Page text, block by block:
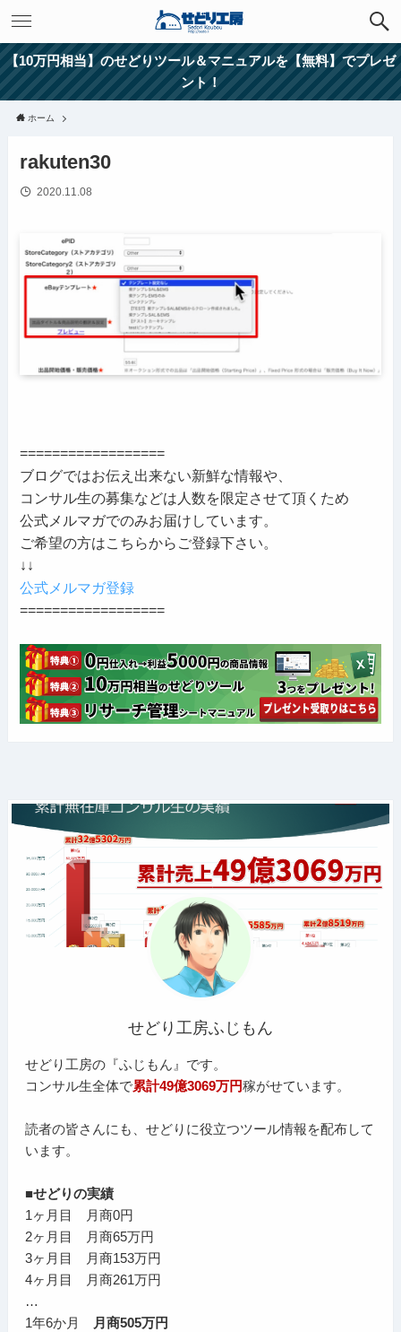
【10万円相当】のせどりツール＆マニュアルを【無料】でプレゼ
ント！
ホーム
rakuten30
2020.11.08
==================
ブログではお伝え出来ない新鮮な情報や、
コンサル生の募集などは人数を限定させて頂くため
公式メルマガでのみお届けしています。
ご希望の方はこちらからご登録下さい。
↓↓
公式メルマガ登録
==================
せどり工房ふじもん
せどり工房の『ふじもん』です。
コンサル生全体で累計49億3069万円稼がせています。
読者の皆さんにも、せどりに役立つツール情報を配布して
います。
■せどりの実績
1ヶ月目 月商0円
2ヶ月目 月商65万円
3ヶ月目 月商153万円
4ヶ月目 月商261万円
…
1年6か月
月商505万円